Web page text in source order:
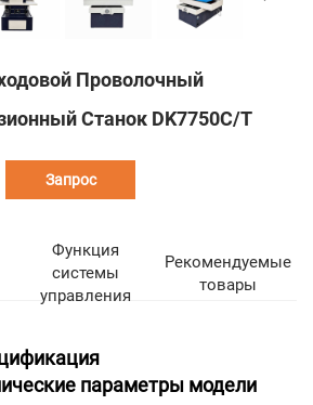
Проволочный
Станок DK7750C/T
Запрос
Функция
системы
управления
Рекомендуемые
товары
параметры модели